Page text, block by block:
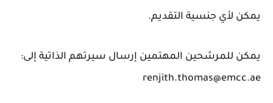
يمكن لأي جنسية التقديم.
يمكن للمرشحين المهتمين إرسال سيرتهم الذاتية إلى:
renjith.thomas@emcc.ae